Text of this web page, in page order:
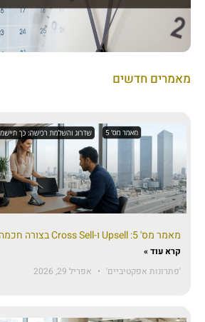
מאמרים חדשים
מאמר מס' 5: Upsell ו-Cross Sell בצורה חכמה
קרא עוד »
'פתרונות אפקטיביים'
אפריל 29, 2026